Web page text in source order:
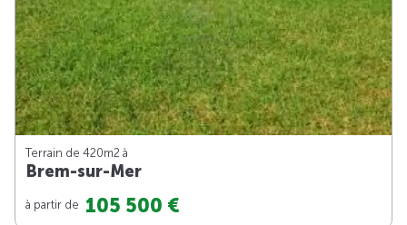
Terrain de 420m2 à
Brem-sur-Mer
à partir de 105 500 €